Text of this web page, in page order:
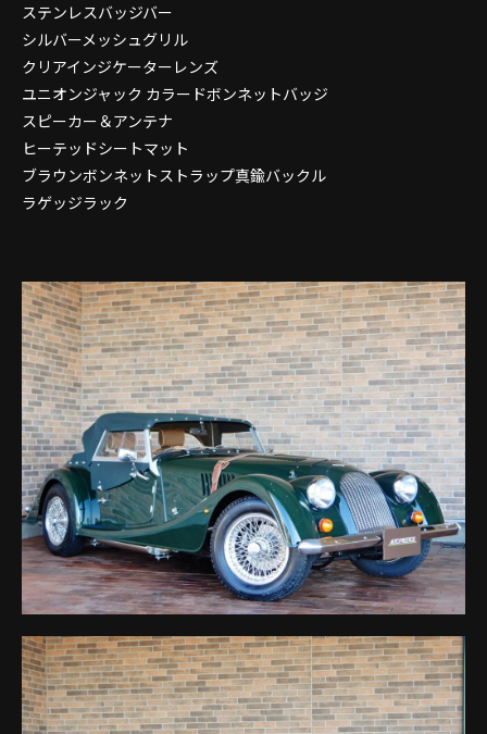
ステンレスバッジバー
シルバーメッシュグリル
クリアインジケーターレンズ
ユニオンジャック カラードボンネットバッジ
スピーカー＆アンテナ
ヒーテッドシートマット
ブラウンボンネットストラップ真鍮バックル
ラゲッジラック